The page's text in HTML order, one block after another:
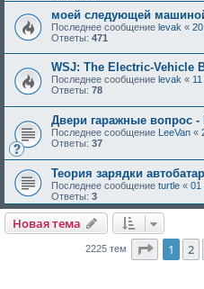
моей следующей
Последнее сообщение levak «
Ответы: 471
WSJ: The Electric-Vehicle
Последнее сообщение levak «
Ответы: 78
Двери гаражные вопрос -
Последнее сообщение LeeVan «
Ответы: 37
Теория зарядки
Последнее сообщение turtle « 01
Ответы: 3
Новая тема
2225 тем 1 2